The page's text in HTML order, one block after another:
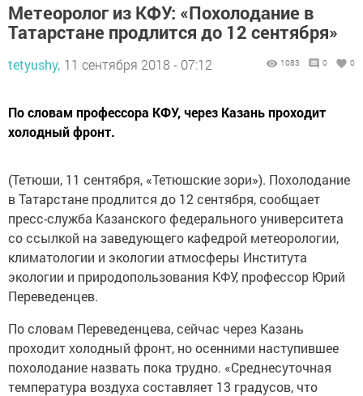
Метеоролог из КФУ: «Похолодание в
Татарстане продлится до 12 сентября»
tetyushy, 11 сентября 2018 - 07:12 1083 0 0
По словам профессора КФУ, через Казань проходит
холодный фронт.
(Тетюши, 11 сентября, «Тетюшские зори»). Похолодание
в Татарстане продлится до 12 сентября, сообщает
пресс-служба Казанского федерального университета
со ссылкой на заведующего кафедрой метеорологии,
климатологии и экологии атмосферы Института
экологии и природопользования КФУ, профессор Юрий
Переведенцев.
По словам Переведенцева, сейчас через Казань
проходит холодный фронт, но осенними наступившее
похолодание назвать пока трудно. «Среднесуточная
температура воздуха составляет 13 градусов, что